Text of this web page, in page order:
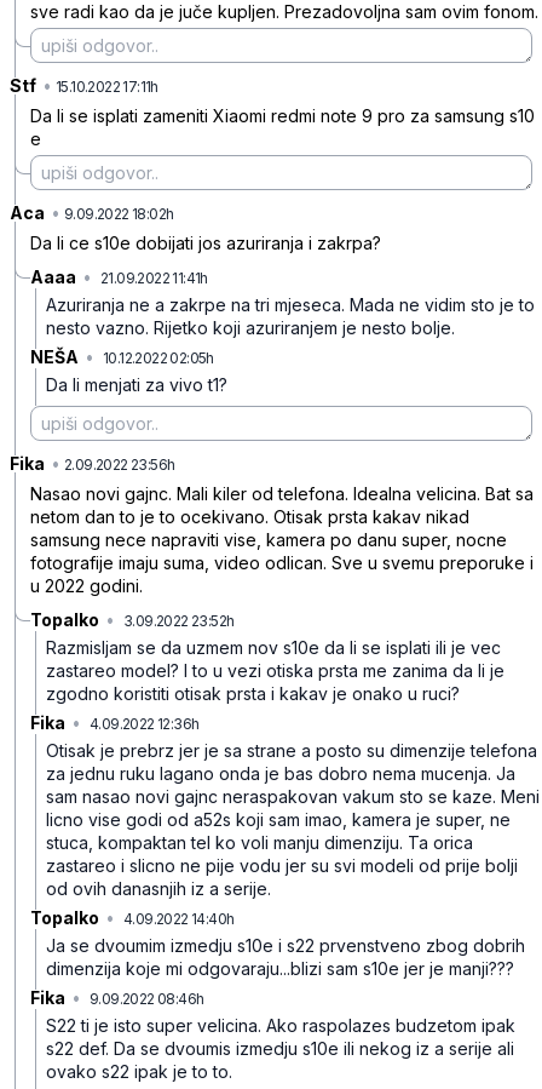
sve radi kao da je juče kupljen. Prezadovoljna sam ovim fonom.
Stf • 15.10.2022 17:11h
Da li se isplati zameniti Xiaomi redmi note 9 pro za samsung s10
e
Aca • 9.09.2022 18:02h
Da li ce s10e dobijati jos azuriranja i zakrpa?
Aaaa • 21.09.2022 11:41h
Azuriranja ne a zakrpe na tri mjeseca. Mada ne vidim sto je to
nesto vazno. Rijetko koji azuriranjem je nesto bolje.
NEŠA • 10.12.2022 02:05h
Da li menjati za vivo t1?
Fika • 2.09.2022 23:56h
Nasao novi gajnc. Mali kiler od telefona. Idealna velicina. Bat sa
netom dan to je to ocekivano. Otisak prsta kakav nikad
samsung nece napraviti vise, kamera po danu super, nocne
fotografije imaju suma, video odlican. Sve u svemu preporuke i
u 2022 godini.
Topalko • 3.09.2022 23:52h
Razmisljam se da uzmem nov s10e da li se isplati ili je vec
zastareo model? I to u vezi otiska prsta me zanima da li je
zgodno koristiti otisak prsta i kakav je onako u ruci?
Fika • 4.09.2022 12:36h
Otisak je prebrz jer je sa strane a posto su dimenzije telefona
za jednu ruku lagano onda je bas dobro nema mucenja. Ja
sam nasao novi gajnc neraspakovan vakum sto se kaze. Meni
licno vise godi od a52s koji sam imao, kamera je super, ne
stuca, kompaktan tel ko voli manju dimenziju. Ta orica
zastareo i slicno ne pije vodu jer su svi modeli od prije bolji
od ovih danasnjih iz a serije.
Topalko • 4.09.2022 14:40h
Ja se dvoumim izmedju s10e i s22 prvenstveno zbog dobrih
dimenzija koje mi odgovaraju...blizi sam s10e jer je manji???
Fika • 9.09.2022 08:46h
S22 ti je isto super velicina. Ako raspolazes budzetom ipak
s22 def. Da se dvoumis izmedju s10e ili nekog iz a serije ali
ovako s22 ipak je to to.